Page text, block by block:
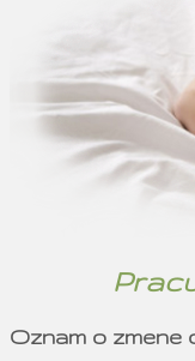
Oznam o zmene